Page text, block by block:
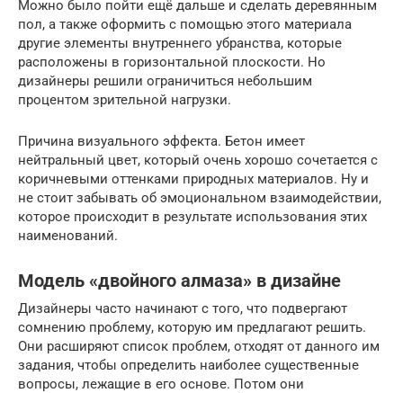
Можно было пойти ещё дальше и сделать деревянным
пол, а также оформить с помощью этого материала
другие элементы внутреннего убранства, которые
расположены в горизонтальной плоскости. Но
дизайнеры решили ограничиться небольшим
процентом зрительной нагрузки.
Причина визуального эффекта. Бетон имеет
нейтральный цвет, который очень хорошо сочетается с
коричневыми оттенками природных материалов. Ну и
не стоит забывать об эмоциональном взаимодействии,
которое происходит в результате использования этих
наименований.
Модель «двойного алмаза» в дизайне
Дизайнеры часто начинают с того, что подвергают
сомнению проблему, которую им предлагают решить.
Они расширяют список проблем, отходят от данного им
задания, чтобы определить наиболее существенные
вопросы, лежащие в его основе. Потом они